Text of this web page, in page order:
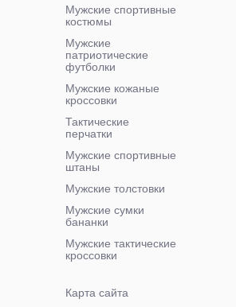
Мужские спортивные
костюмы
Мужские
патриотические
футболки
Мужские кожаные
кроссовки
Тактические
перчатки
Мужские спортивные
штаны
Мужские толстовки
Мужские сумки
бананки
Мужские тактические
кроссовки
Карта сайта